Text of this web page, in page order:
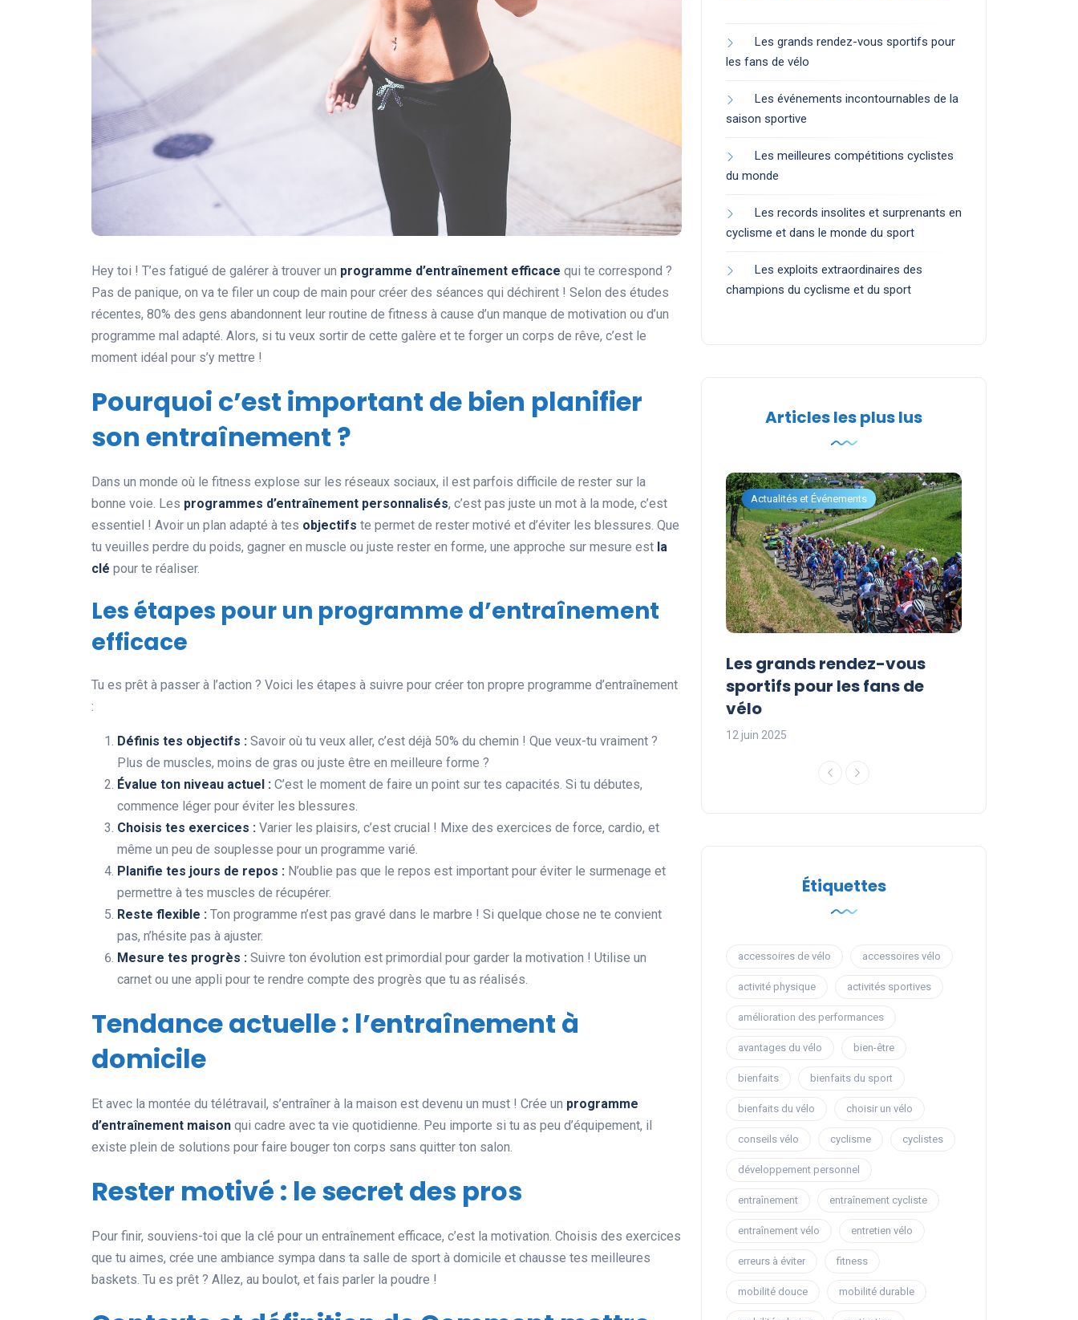
Hey toi ! T’es fatigué de galérer à trouver un programme d’entraînement efficace qui te correspond ?
Pas de panique, on va te filer un coup de main pour créer des séances qui déchirent ! Selon des études
récentes, 80% des gens abandonnent leur routine de fitness à cause d’un manque de motivation ou d’un
programme mal adapté. Alors, si tu veux sortir de cette galère et te forger un corps de rêve, c’est le
moment idéal pour s’y mettre !
Pourquoi c’est important de bien planifier
son entraînement ?
Dans un monde où le fitness explose sur les réseaux sociaux, il est parfois difficile de rester sur la
bonne voie. Les programmes d’entraînement personnalisés, c’est pas juste un mot à la mode, c’est
essentiel ! Avoir un plan adapté à tes objectifs te permet de rester motivé et d’éviter les blessures. Que
tu veuilles perdre du poids, gagner en muscle ou juste rester en forme, une approche sur mesure est la
clé pour te réaliser.
Les étapes pour un programme d’entraînement
efficace
Tu es prêt à passer à l’action ? Voici les étapes à suivre pour créer ton propre programme d’entraînement
:
Définis tes objectifs : Savoir où tu veux aller, c’est déjà 50% du chemin ! Que veux-tu vraiment ?
Plus de muscles, moins de gras ou juste être en meilleure forme ?
Évalue ton niveau actuel : C’est le moment de faire un point sur tes capacités. Si tu débutes,
commence léger pour éviter les blessures.
Choisis tes exercices : Varier les plaisirs, c’est crucial ! Mixe des exercices de force, cardio, et
même un peu de souplesse pour un programme varié.
Planifie tes jours de repos : N’oublie pas que le repos est important pour éviter le surmenage et
permettre à tes muscles de récupérer.
Reste flexible : Ton programme n’est pas gravé dans le marbre ! Si quelque chose ne te convient
pas, n’hésite pas à ajuster.
Mesure tes progrès : Suivre ton évolution est primordial pour garder la motivation ! Utilise un
carnet ou une appli pour te rendre compte des progrès que tu as réalisés.
Tendance actuelle : l’entraînement à
domicile
Et avec la montée du télétravail, s’entraîner à la maison est devenu un must ! Crée un programme
d’entraînement maison qui cadre avec ta vie quotidienne. Peu importe si tu as peu d’équipement, il
existe plein de solutions pour faire bouger ton corps sans quitter ton salon.
Rester motivé : le secret des pros
Pour finir, souviens-toi que la clé pour un entraînement efficace, c’est la motivation. Choisis des exercices
que tu aimes, crée une ambiance sympa dans ta salle de sport à domicile et chausse tes meilleures
baskets. Tu es prêt ? Allez, au boulot, et fais parler la poudre !
Les grands rendez-vous sportifs pour
les fans de vélo
Les événements incontournables de la
saison sportive
Les meilleures compétitions cyclistes
du monde
Les records insolites et surprenants en
cyclisme et dans le monde du sport
Les exploits extraordinaires des
champions du cyclisme et du sport
Articles les plus lus
Actualités et Événements
surprenants en cyclisme et
11 juin 2025
Actualités et Événements
Les grands rendez-vous
sportifs pour les fans de
vélo
12 juin 2025
Étiquettes
accessoires de vélo accessoires vélo
activité physique activités sportives
amélioration des performances
avantages du vélo bien-être
bienfaits bienfaits du sport
bienfaits du vélo choisir un vélo
conseils vélo cyclisme cyclistes
développement personnel
entraînement entraînement cycliste
entraînement vélo entretien vélo
erreurs à éviter fitness
mobilité douce mobilité durable